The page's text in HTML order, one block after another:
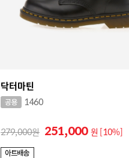
닥터마틴
1460
279,000 251,000 원 [10%]